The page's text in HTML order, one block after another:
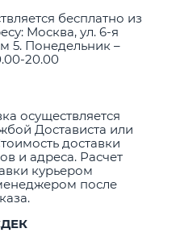
бесплатно из
Москва, ул. 6-я
5. Понедельник –
20.00
осуществляется
Достависта или
доставки
и адреса. Расчет
курьером
после